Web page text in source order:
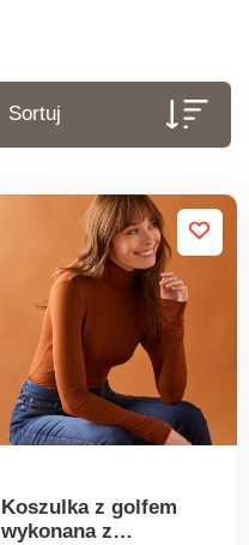
Sortuj
Koszulka z golfem
wykonana z